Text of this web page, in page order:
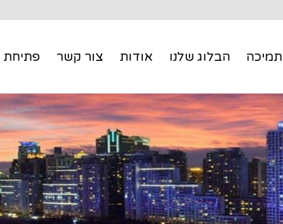
תמיכה הבלוג שלנו אודות צור קשר פתיחת
תמיכה הבלוג שלנו אודות צור קשר פתיחת